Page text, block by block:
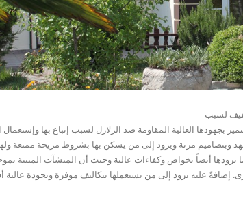
لسبب
العالية المقاومة ضد الزلازل لسبب إتباع بها وإستعمال
وبتصاميم مرنة ويزود إلى من يسكن بها بشروط مريحة ممتعة
يزودها أيضاً بخواص وكفاءات عالية وحيث أن المنشآت المبنية
الأنظمة الأخرى. إضافةً عليه تزود إلى من يستعملها بتكاليف موفرة وبجودة